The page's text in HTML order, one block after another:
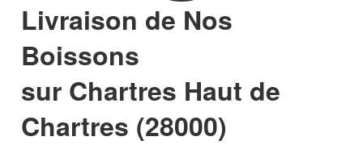
Livraison de Nos
Boissons
sur Chartres Haut de
Chartres (28000)